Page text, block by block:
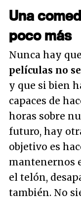
Una
poco más
Nunca hay
películas no
y que si bien
capaces de
horas sobre
futuro, hay
objetivo es
mantenernos
el telón,
también. No